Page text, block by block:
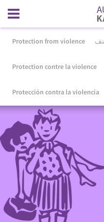
Protection from violence
Protection contre la violence
Protección contra la violencia